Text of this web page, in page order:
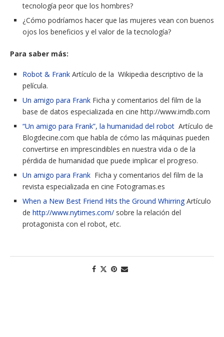
tecnología peor que los hombres?
¿Cómo podríamos hacer que las mujeres vean con buenos
ojos los beneficios y el valor de la tecnología?
Para saber más:
Robot & Frank Artículo de la Wikipedia descriptivo de la
película.
Un amigo para Frank Ficha y comentarios del film de la
base de datos especializada en cine http://www.imdb.com
“Un amigo para Frank”, la humanidad del robot Artículo de
Blogdecine.com que habla de cómo las máquinas pueden
convertirse en imprescindibles en nuestra vida o de la
pérdida de humanidad que puede implicar el progreso.
Un amigo para Frank Ficha y comentarios del film de la
revista especializada en cine Fotogramas.es
When a New Best Friend Hits the Ground WhirringArtículo
de http://www.nytimes.com/ sobre la relación del
protagonista con el robot, etc.